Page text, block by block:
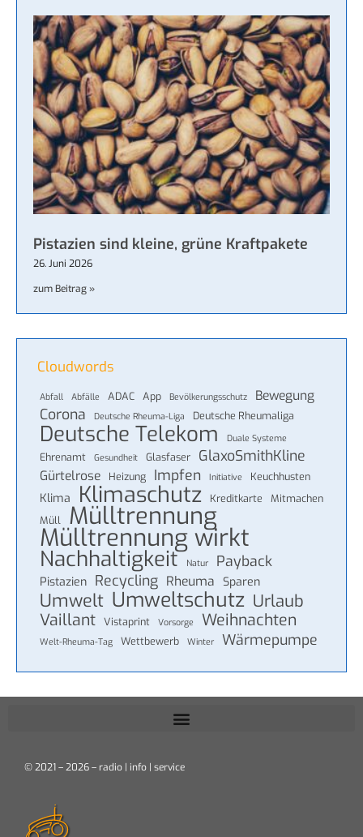
Pistazien sind kleine, grüne Kraftpakete
26. Juni 2026
zum Beitrag »
Cloudwords
Abfall Abfälle ADAC App Bevölkerungsschutz Bewegung
Corona Deutsche Rheuma-Liga Deutsche Rheumaliga
Deutsche Telekom Duale Systeme
Ehrenamt Gesundheit Glasfaser GlaxoSmithKline
Gürtelrose Heizung Impfen Initiative Keuchhusten
Klima Klimaschutz Kreditkarte
Mitmachen
Müll
Mülltrennung
Mülltrennung wirkt
Nachhaltigkeit Natur Payback
Pistazien Recycling Rheuma Sparen
Umwelt Umweltschutz Urlaub
Vaillant Vistaprint Vorsorge Weihnachten
Welt-Rheuma-Tag Wettbewerb Winter Wärmepumpe
© 2021 – 2026 – radio | info | service